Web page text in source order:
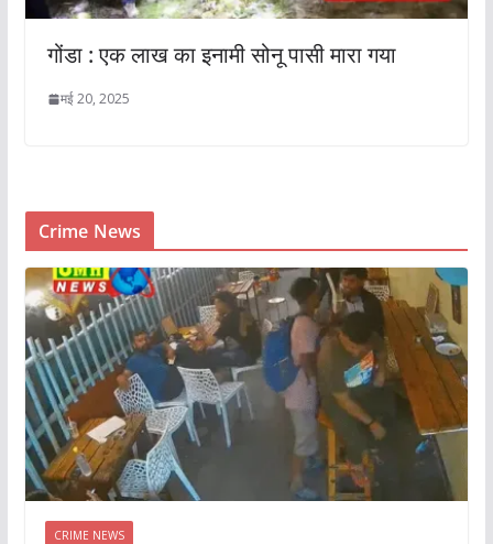
गोंडा : एक लाख का इनामी सोनू पासी मारा गया
मई 20, 2025
Crime News
CRIME NEWS